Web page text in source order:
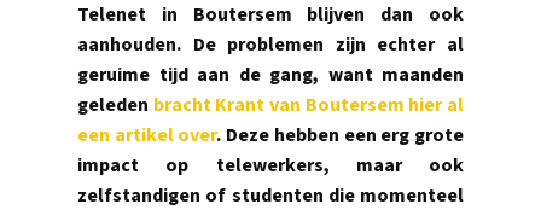
Telenet in Boutersem blijven dan ook
aanhouden. De problemen zijn echter al
geruime tijd aan de gang, want maanden
geleden bracht Krant van Boutersem hier al
een artikel over. Deze hebben een erg grote
impact op telewerkers, maar ook
zelfstandigen of studenten die momenteel